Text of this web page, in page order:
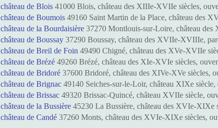
château de Blois41000 Blois, château des XIIIe-XVIIe siècles,
château de Boumois49160 Saint Martin de la Place, château des
château de la Bourdaisière37270 Montlouis-sur-Loire, château
château de Boussay37290 Boussay, château des XVIIe-XVIIIe,
château de Breil de Foin 49490 Chigné, château des XVe-XVIIe
château de Brézé49260 Brézé, château des XIe-XVIe siècles,
château de Bridoré37600 Bridoré, château des XIVe-XVe siècles,
château de Brignac49140 Seiches-sur-le-Loir, château XIXe
château de Brissac49320 Brissac-Quincé, château XVIIe siècle,
château de la Bussière45230 La Bussière, château des XVIe-XIXe
château de Candé37260 Monts, château des XVIe-XIXe siècles,